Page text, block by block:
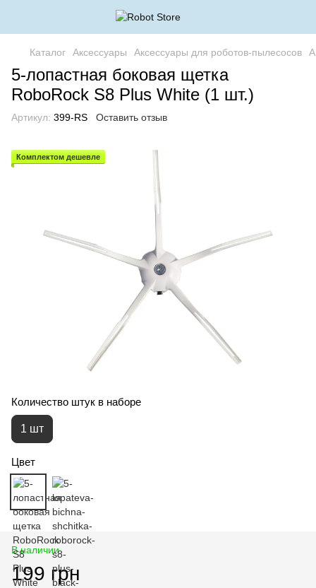
Каталог Аксессуары Аксессуары для роботов-пылесосов
5-лопастная боковая щетка
RoboRock S8 Plus White (1 шт.)
Артикул: 399-RS Оставить отзыв
Комплектом дешевле
Количество штук в наборе
1 шт
Цвет
В наличии
199 грн